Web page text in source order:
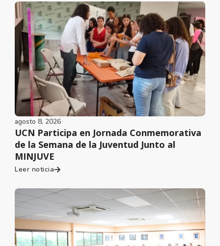
agosto 8, 2026
UCN Participa en Jornada Conmemorativa
de la Semana de la Juventud Junto al
MINJUVE
Leer noticia